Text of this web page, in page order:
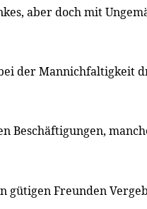
aber doch mit
der Mannichfaltigkeit
Beschäftigungen,
gütigen Freunden